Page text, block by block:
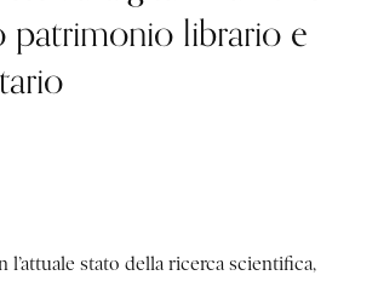
patrimonio librario e
stato della ricerca scientifica,